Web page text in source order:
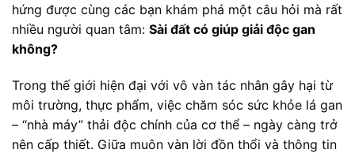
hứng được cùng các bạn khám phá một câu hỏi mà rất
nhiều người quan tâm: Sài đất có giúp giải độc gan
không?
Trong thế giới hiện đại với vô vàn tác nhân gây hại từ
môi trường, thực phẩm, việc chăm sóc sức khỏe lá gan
– “nhà máy” thải độc chính của cơ thể – ngày càng trở
nên cấp thiết. Giữa muôn vàn lời đồn thổi và thông tin